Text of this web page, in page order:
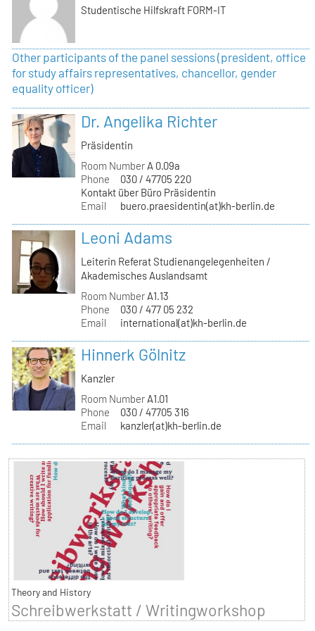
Studentische Hilfskraft FORM-IT
Other participants of the panel sessions (president, office
for study affairs representatives, chancellor, gender
equality officer)
Dr. Angelika Richter
Präsidentin
Room Number A 0.09a
Phone
030 / 47705 220
Kontakt über Büro Präsidentin
Email
buero.praesidentin(at)kh-berlin.de
Leoni Adams
Leiterin Referat Studienangelegenheiten /
Akademisches Auslandsamt
Room Number A1.13
Phone
030 / 477 05 232
Email
international(at)kh-berlin.de
Hinnerk Gölnitz
Kanzler
Room Number A1.01
Phone
030 / 47705 316
Email
kanzler(at)kh-berlin.de
Theory and History
Schreibwerkstatt / Writingworkshop